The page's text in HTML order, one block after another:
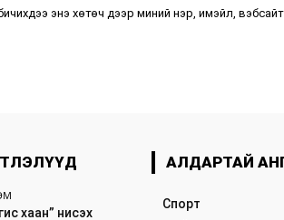
энэ хөтөч дээр миний нэр, имэйл,
хаан” нисэх
АЛДАРТАЙ
Спорт